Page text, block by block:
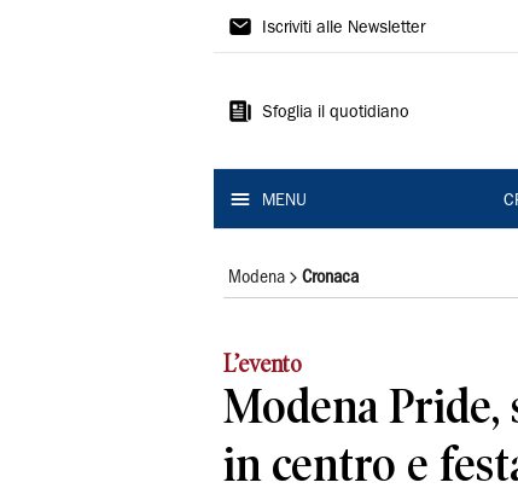
Gazzetta
Modena
Iscriviti alle Newsletter
Sfoglia il quotidiano
MENU
Modena Cronaca
L’evento
Modena Pride,
in centro e